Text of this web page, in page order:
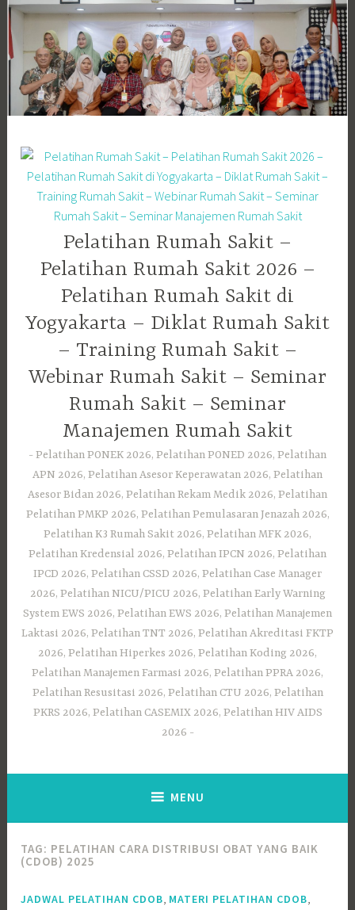
Skip
to
content
Pelatihan Rumah Sakit –
Pelatihan Rumah Sakit 2026 –
Pelatihan Rumah Sakit di
Yogyakarta – Diklat Rumah Sakit
– Training Rumah Sakit –
Webinar Rumah Sakit – Seminar
Rumah Sakit – Seminar
Manajemen Rumah Sakit
Pelatihan PONEK 2026, Pelatihan PONED 2026, Pelatihan
APN 2026, Pelatihan Asesor Keperawatan 2026, Pelatihan
Asesor Bidan 2026, Pelatihan Rekam Medik 2026, Pelatihan
Pelatihan PMKP 2026, Pelatihan Pemulasaran Jenazah 2026,
Pelatihan K3 Rumah Sakit 2026, Pelatihan MFK 2026,
Pelatihan Kredensial 2026, Pelatihan IPCN 2026, Pelatihan
IPCD 2026, Pelatihan CSSD 2026, Pelatihan Case Manager
2026, Pelatihan NICU/PICU 2026, Pelatihan Early Warning
System EWS 2026, Pelatihan EWS 2026, Pelatihan Manajemen
Laktasi 2026, Pelatihan TNT 2026, Pelatihan Akreditasi FKTP
2026, Pelatihan Hiperkes 2026, Pelatihan Koding 2026,
Pelatihan Manajemen Farmasi 2026, Pelatihan PPRA 2026,
Pelatihan Resusitasi 2026, Pelatihan CTU 2026, Pelatihan
PKRS 2026, Pelatihan CASEMIX 2026, Pelatihan HIV AIDS
2026
MENU
TAG: PELATIHAN CARA DISTRIBUSI OBAT YANG BAIK
(CDOB) 2025
JADWAL PELATIHAN CDOB MATERI PELATIHAN CDOB